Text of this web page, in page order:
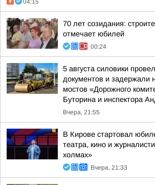
04:15
70 лет созидания:
отмечает юбилей
00:24
5 августа силовики
документов и задержали
мостов «Дорожного
Буторина и инспектора
Вчера, 21:55
В Кирове стартовал
театра, кино и
холмах»
Вчера, 21:33